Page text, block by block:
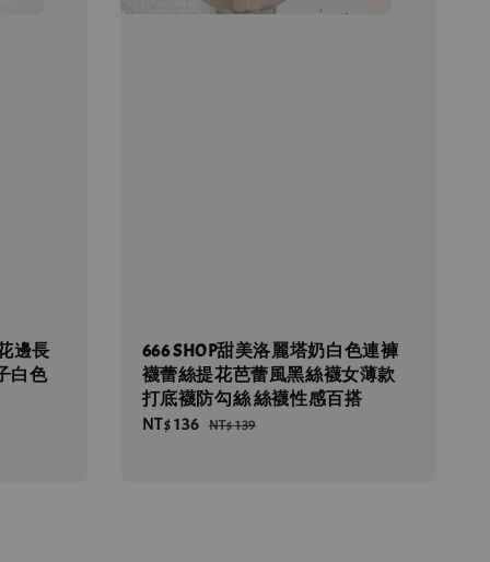
邊長
白色
666 SHOP甜美洛麗塔奶白色連褲
襪蕾絲提花芭蕾風黑絲襪女薄款
打底襪防勾絲 絲襪性感百搭
Sale
NT$ 136 Regular
NT$ 139